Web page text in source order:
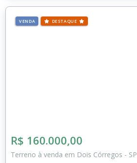
VENDA DESTAQUE
R$ 160.000,00
Terreno à venda em Dois Córregos - SP